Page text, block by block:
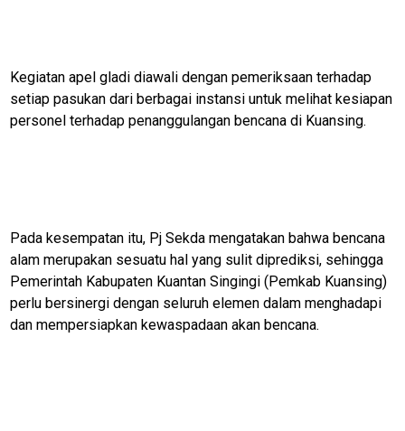
Kegiatan apel gladi diawali dengan pemeriksaan terhadap
setiap pasukan dari berbagai instansi untuk melihat kesiapan
personel terhadap penanggulangan bencana di Kuansing.
Pada kesempatan itu, Pj Sekda mengatakan bahwa bencana
alam merupakan sesuatu hal yang sulit diprediksi, sehingga
Pemerintah Kabupaten Kuantan Singingi (Pemkab Kuansing)
perlu bersinergi dengan seluruh elemen dalam menghadapi
dan mempersiapkan kewaspadaan akan bencana.